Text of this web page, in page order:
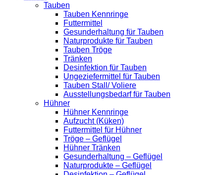
Tauben
Tauben Kennringe
Futtermittel
Gesunderhaltung für Tauben
Naturprodukte für Tauben
Tauben Tröge
Tränken
Desinfektion für Tauben
Ungeziefermittel für Tauben
Tauben Stall/ Voliere
Ausstellungsbedarf für Tauben
Hühner
Hühner Kennringe
Aufzucht (Küken)
Futtermittel für Hühner
Tröge – Geflügel
Hühner Tränken
Gesunderhaltung – Geflügel
Naturprodukte – Geflügel